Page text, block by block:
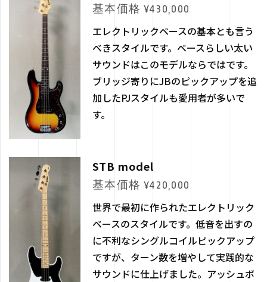
基本価格 ¥430,000
エレクトリックベースの基本とも言う
べきスタイルです。ベースらしい太い
サウンドはこのモデルならではです。
ブリッジ寄りにJBのピックアップを追
加したPJスタイルも愛用者が多いで
す。
STB model
基本価格 ¥420,000
世界で最初に作られたエレクトリック
ベースのスタイルです。低音を出すの
に不利なシングルコイルピックアップ
ですが、ターン数を増やして実践的な
サウンドに仕上げました。アッシュボ